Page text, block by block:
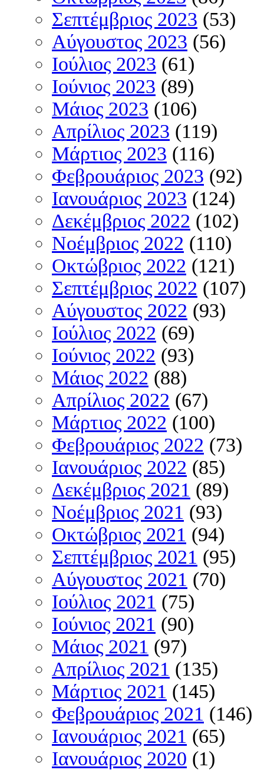
Σεπτέμβριος 2023 (53)
Αύγουστος 2023 (56)
Ιούλιος 2023 (61)
Ιούνιος 2023 (89)
Μάιος 2023 (106)
Απρίλιος 2023 (119)
Μάρτιος 2023 (116)
Φεβρουάριος 2023 (92)
Ιανουάριος 2023 (124)
Δεκέμβριος 2022 (102)
Νοέμβριος 2022 (110)
Οκτώβριος 2022 (121)
Σεπτέμβριος 2022 (107)
Αύγουστος 2022 (93)
Ιούλιος 2022 (69)
Ιούνιος 2022 (93)
Μάιος 2022 (88)
Απρίλιος 2022 (67)
Μάρτιος 2022 (100)
Φεβρουάριος 2022 (73)
Ιανουάριος 2022 (85)
Δεκέμβριος 2021 (89)
Νοέμβριος 2021 (93)
Οκτώβριος 2021 (94)
Σεπτέμβριος 2021 (95)
Αύγουστος 2021 (70)
Ιούλιος 2021 (75)
Ιούνιος 2021 (90)
Μάιος 2021 (97)
Απρίλιος 2021 (135)
Μάρτιος 2021 (145)
Φεβρουάριος 2021 (146)
Ιανουάριος 2021 (65)
Ιανουάριος 2020 (1)